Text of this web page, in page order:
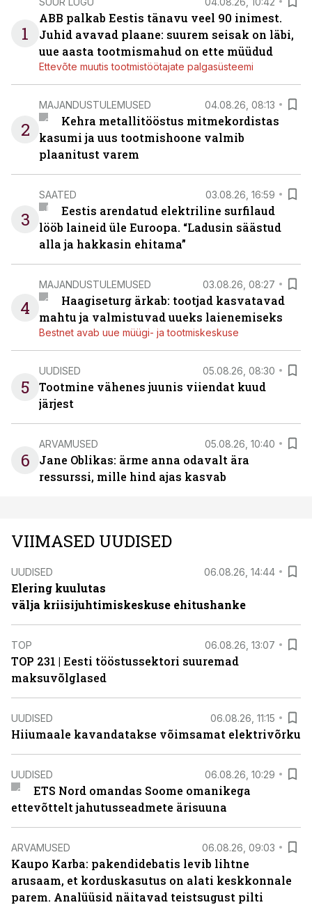
1
ABB palkab Eestis tänavu veel 90 inimest.
Juhid avavad plaane: suurem seisak on läbi,
uue aasta tootmismahud on ette müüdud
Ettevõte muutis tootmistöötajate palgasüsteemi
2
MAJANDUSTULEMUSED 04.08.26, 08:13
Kehra metallitööstus mitmekordistas
kasumi ja uus tootmishoone valmib
plaanitust varem
3
SAATED 03.08.26, 16:59
Eestis arendatud elektriline surfilaud
lööb laineid üle Euroopa. “Ladusin säästud
alla ja hakkasin ehitama”
4
MAJANDUSTULEMUSED 03.08.26, 08:27
Haagiseturg ärkab: tootjad kasvatavad
mahtu ja valmistuvad uueks laienemiseks
Bestnet avab uue müügi- ja tootmiskeskuse
5
UUDISED 05.08.26, 08:30
Tootmine vähenes juunis viiendat kuud
järjest
6
ARVAMUSED 05.08.26, 10:40
Jane Oblikas: ärme anna odavalt ära
ressurssi, mille hind ajas kasvab
VIIMASED UUDISED
UUDISED 06.08.26, 14:44
Elering kuulutas
välja kriisijuhtimiskeskuse ehitushanke
TOP 06.08.26, 13:07
TOP 231 | Eesti tööstussektori suuremad
maksuvõlglased
UUDISED 06.08.26, 11:15
Hiiumaale kavandatakse võimsamat elektrivõrku
UUDISED 06.08.26, 10:29
ETS Nord omandas Soome omanikega
ettevõttelt jahutusseadmete ärisuuna
ARVAMUSED 06.08.26, 09:03
Kaupo Karba: pakendidebatis levib lihtne
arusaam, et korduskasutus on alati keskkonnale
parem. Analüüsid näitavad teistsugust pilti